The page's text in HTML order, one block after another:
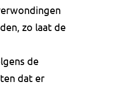
zo laat de
de
dat er